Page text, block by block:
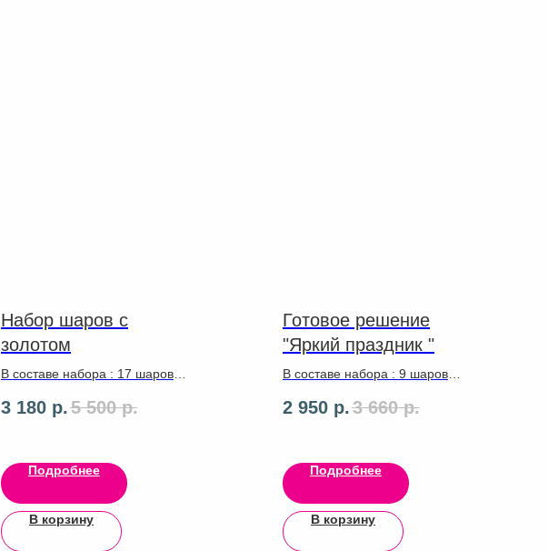
Набор шаров с
золотом
В составе набора : 17 шаров
3 180 р.5 500 р.
Подробнее
В корзину
Готовое решение
"Яркий праздник "
В составе набора : 9 шаров
Цифра 102 см .ленты ,грузик
2 950 р.3 660 р.
Подробнее
В корзину